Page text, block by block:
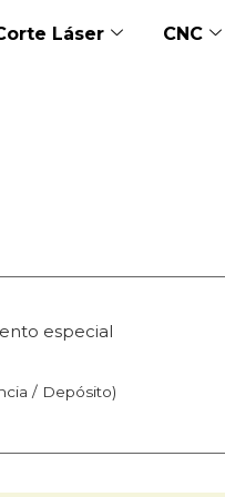
Láser CNC
especial
/ Depósito)